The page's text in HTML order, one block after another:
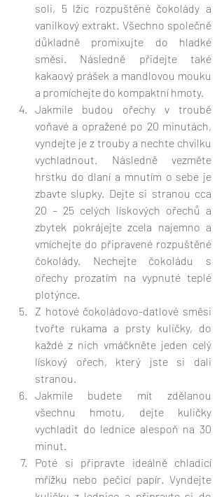
soli, 5 lžic rozpuštěné čokolády a
vanilkový extrakt. Všechno společně
důkladně promixujte do hladké
směsi. Následně přidejte také
kakaový prášek a mandlovou mouku
a promíchejte do kompaktní hmoty.
Jakmile budou ořechy v troubě
voňavé a opražené po 20 minutách,
vyndejte je z trouby a nechte chvilku
vychladnout. Následně vezměte
hrstku do dlaní a mnutím o sebe je
zbavte slupky. Dejte si stranou cca
20 – 25 celých lískových ořechů a
zbytek pokrájejte zcela najemno a
vmíchejte do připravené rozpuštěné
čokolády. Nechejte čokoládu s
ořechy prozatím na vypnuté teplé
plotýnce.
Z hotové čokoládovo-datlové směsi
tvořte rukama a prsty kuličky, do
každé z nich vmáčkněte jeden celý
lískový ořech, který jste si dali
stranou.
Jakmile budete mít zdělanou
všechnu hmotu, dejte kuličky
vychladit do lednice alespoň na 30
minut.
Poté si připravte ideálně chladicí
mřížku nebo pečicí papír. Vyndejte